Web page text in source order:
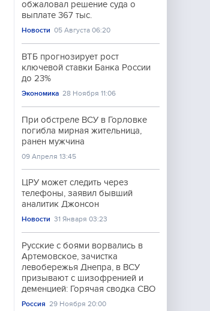
обжаловал решение суда о
выплате 367 тыс.
Новости 05 Августа 06:20
ВТБ прогнозирует рост
ключевой ставки Банка России
до 23%
Экономика 28 Ноября 11:06
При обстреле ВСУ в Горловке
погибла мирная жительница,
ранен мужчина
09 Апреля 13:45
ЦРУ может следить через
телефоны, заявил бывший
аналитик Джонсон
Новости 31 Января 03:23
Русские с боями ворвались в
Артемовское, зачистка
левобережья Днепра, в ВСУ
призывают с шизофренией и
деменцией: Горячая сводка СВО
Россия 29 Ноября 20:00